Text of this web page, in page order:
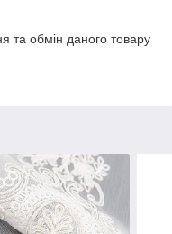
та обмін даного товару